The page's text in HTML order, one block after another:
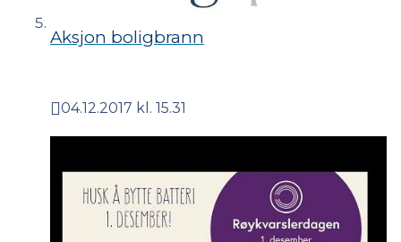
Aksjon boligbrann
Publisert
04.12.2017 kl. 15.31